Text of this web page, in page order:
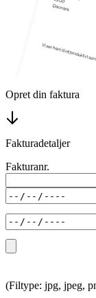
Opret din faktura
Fakturadetaljer
Fakturanr.
(Filtype: jpg, jpeg,